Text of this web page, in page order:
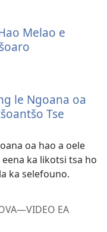
Melao e
le Ngoana oa
Tse
oa hao a oele
ka likotsi tsa ho
ka selefouno.
EA